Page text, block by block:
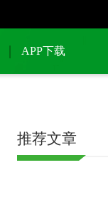
APP下载
推荐文章